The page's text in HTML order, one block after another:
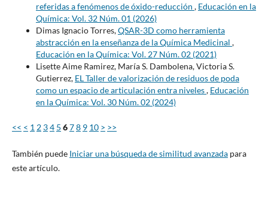
referidas a fenómenos de óxido-reducción , Educación en la
Química: Vol. 32 Núm. 01 (2026)
Dimas Ignacio Torres,QSAR-3D como herramienta
abstracción en la enseñanza de la Química Medicinal ,
Educación en la Química: Vol. 27 Núm. 02 (2021)
Lisette Aime Ramirez, María S. Dambolena, Victoria S.
Gutierrez, EL Taller de valorización de residuos de poda
como un espacio de articulación entra niveles, Educación
en la Química: Vol. 30 Núm. 02 (2024)
<< < 1 2 34 5 678 9 10 > >>
También puede Iniciar una búsqueda de similitud avanzadapara
este artículo.